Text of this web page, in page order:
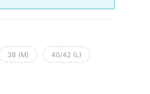
38 (M) 40/42 (L)